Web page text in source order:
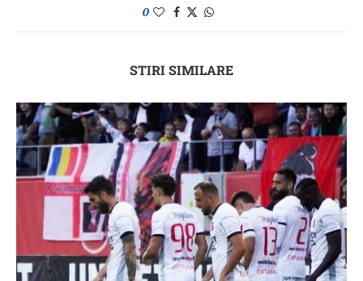
0
STIRI SIMILARE